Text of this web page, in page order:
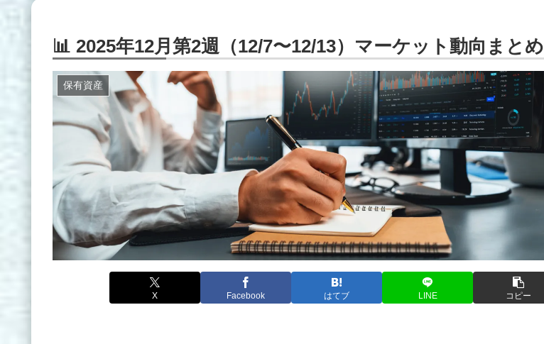
📊 2025年12月第2週（12/7〜12/13）マーケット動向まとめ
保有資産
X Facebook はてブ LINE コピー